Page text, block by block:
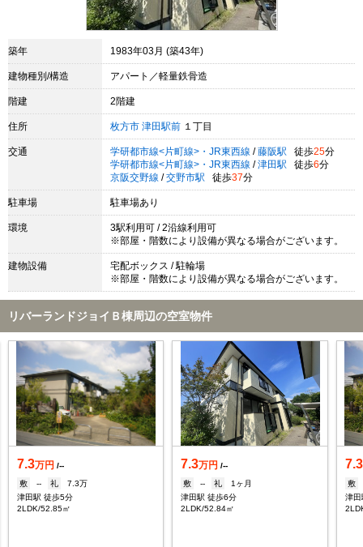
築年 1983年03月 (築43年)
建物種別/構造 アパート／軽量鉄骨造
階建 2階建
住所 枚方市 津田駅前 １丁目
交通 学研都市線<片町線>・JR東西線 / 藤阪駅 徒歩25分
学研都市線<片町線>・JR東西線 / 津田駅 徒歩6分
京阪交野線 / 交野市駅 徒歩37分
駐車場 駐車場あり
環境
3駅利用可 / 2沿線利用可
※部屋・階数により設備が異なる場合がございます。
建物設備
宅配ボックス / 駐輪場
※部屋・階数により設備が異なる場合がございます。
リバーランドジョイＢ棟周辺の空室物件
7.3万円 /--
敷
-- 礼
7.3万
津田駅 徒歩5分
2LDK/52.85㎡
7.3万円 /--
敷
-- 礼
1ヶ月
津田駅 徒歩6分
2LDK/52.84㎡
7.3
敷
津田